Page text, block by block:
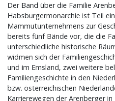
Der Band über die Familie
Habsburgermonarchie ist Teil
Mammutunternehmens zur
bereits fünf Bände vor, die die
unterschiedliche historische
widmen sich der
und im Emsland, zwei weitere
Familiengeschichte in den
bzw. österreichischen
Karrierewegen der Arenberger